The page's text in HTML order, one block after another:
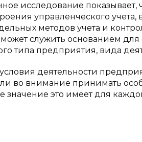
исследование показывает,
управленческого
методов учета и
служить основанием для
типа предприятия, вида
деятельности
во внимание принимать
это имеет для